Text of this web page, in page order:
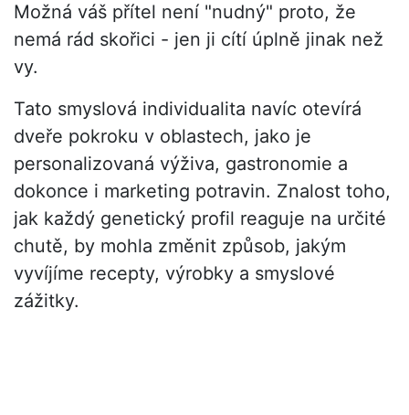
Možná váš přítel není "nudný" proto, že
nemá rád skořici - jen ji cítí úplně jinak než
vy.
Tato smyslová individualita navíc otevírá
dveře pokroku v oblastech, jako je
personalizovaná výživa, gastronomie a
dokonce i marketing potravin. Znalost toho,
jak každý genetický profil reaguje na určité
chutě, by mohla změnit způsob, jakým
vyvíjíme recepty, výrobky a smyslové
zážitky.